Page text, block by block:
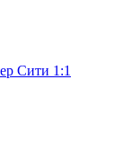
Сити 1:1